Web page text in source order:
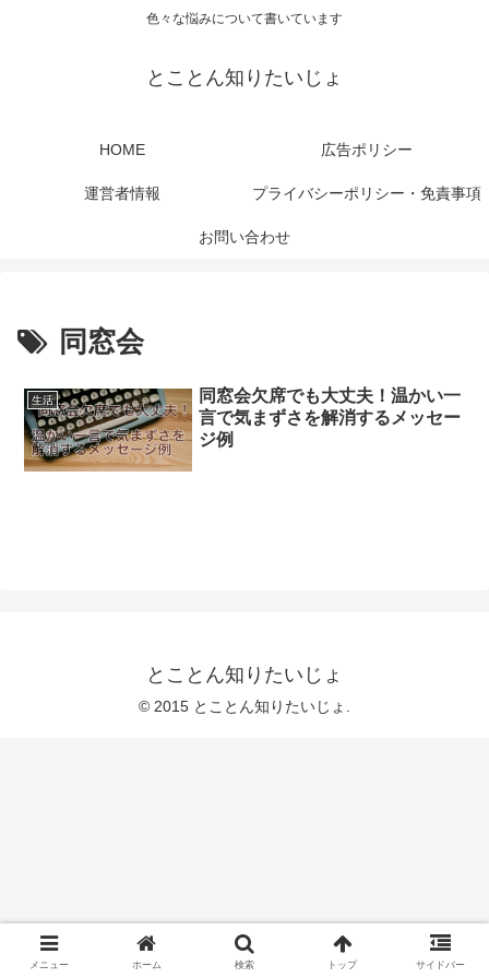
色々な悩みについて書いています
とことん知りたいじょ
HOME 広告ポリシー
運営者情報 プライバシーポリシー・免責事項
お問い合わせ
同窓会
生活
同窓会欠席でも大丈夫！温かい一
言で気まずさを解消するメッセー
ジ例
とことん知りたいじょ
© 2015 とことん知りたいじょ.
メニュー ホーム 検索 トップ サイドバー